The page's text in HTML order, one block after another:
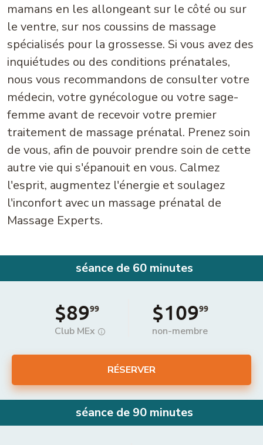
mamans en les allongeant sur le côté ou sur
le ventre, sur nos coussins de massage
spécialisés pour la grossesse. Si vous avez des
inquiétudes ou des conditions prénatales,
nous vous recommandons de consulter votre
médecin, votre gynécologue ou votre sage-
femme avant de recevoir votre premier
traitement de massage prénatal. Prenez soin
de vous, afin de pouvoir prendre soin de cette
autre vie qui s'épanouit en vous. Calmez
l'esprit, augmentez l'énergie et soulagez
l'inconfort avec un massage prénatal de
Massage Experts.
séance de 60 minutes
$8999
Club MEx
$10999
non-membre
RÉSERVER
séance de 90 minutes